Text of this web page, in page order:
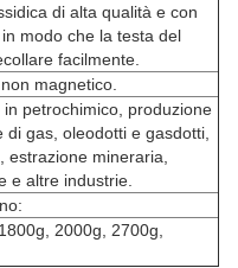
di alta qualità e con
modo che la testa del
facilmente.
magnetico.
petrochimico, produzione
gas, oleodotti e gasdotti,
estrazione mineraria,
e altre industrie.
2000g, 2700g,